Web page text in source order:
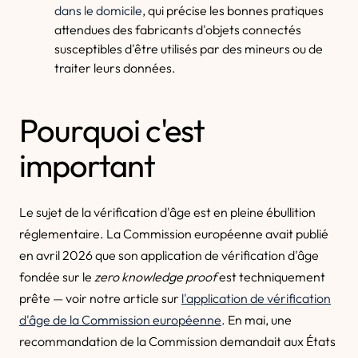
dans le domicile, qui précise les bonnes pratiques
attendues des fabricants d'objets connectés
susceptibles d'être utilisés par des mineurs ou de
traiter leurs données.
Pourquoi c'est
important
Le sujet de la vérification d'âge est en pleine ébullition
réglementaire. La Commission européenne avait publié
en avril 2026 que son application de vérification d'âge
fondée sur le zero knowledge proofest techniquement
prête — voir notre article sur l'application de vérification
d'âge de la Commission européenne. En mai, une
recommandation de la Commission demandait aux États